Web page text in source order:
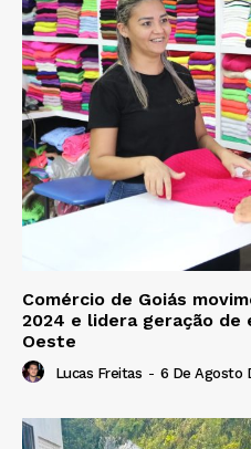
Comércio de Goiás
2024 e lidera geração
Oeste
Lucas Freitas - 6 De Agosto